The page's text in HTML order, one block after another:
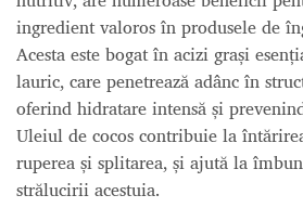
ingredient valoros în produsele de
Acesta este bogat în acizi grași
lauric, care penetrează adânc în
oferind hidratare intensă și
Uleiul de cocos contribuie la
ruperea și splitarea, și ajută la
strălucirii acestuia.